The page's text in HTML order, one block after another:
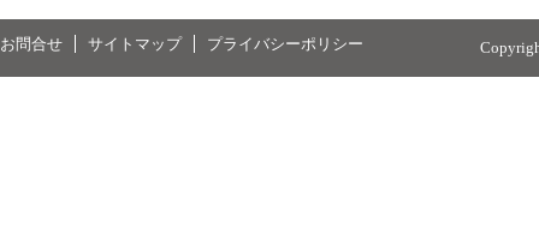
お問合せ サイトマップ プライバシーポリシー